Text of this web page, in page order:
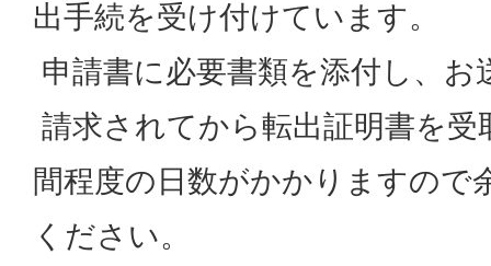
出手続を受け付けています。
申請書に必要書類を添付し、お
請求されてから転出証明書を受
間程度の日数がかかりますので
ください。